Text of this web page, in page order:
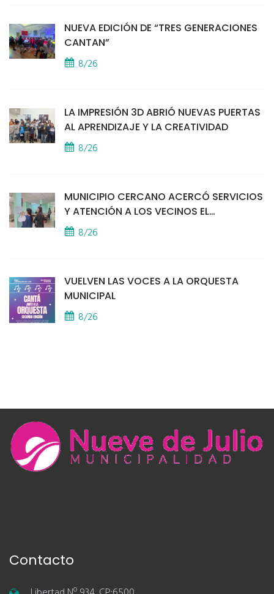
NUEVA EDICIÓN DE “TRES GENERACIONES
CANTAN”
8/26
LA IMPRESIÓN 3D ABRIÓ NUEVAS PUERTAS
AL APRENDIZAJE Y LA CREATIVIDAD
8/26
MUNICIPIO CERCANO ACERCÓ SERVICIOS
Y ATENCIÓN A LOS VECINOS EL
PROVINCIAL
8/26
VUELVEN LAS VOCES A LA ORQUESTA
MUNICIPAL
8/26
Contacto